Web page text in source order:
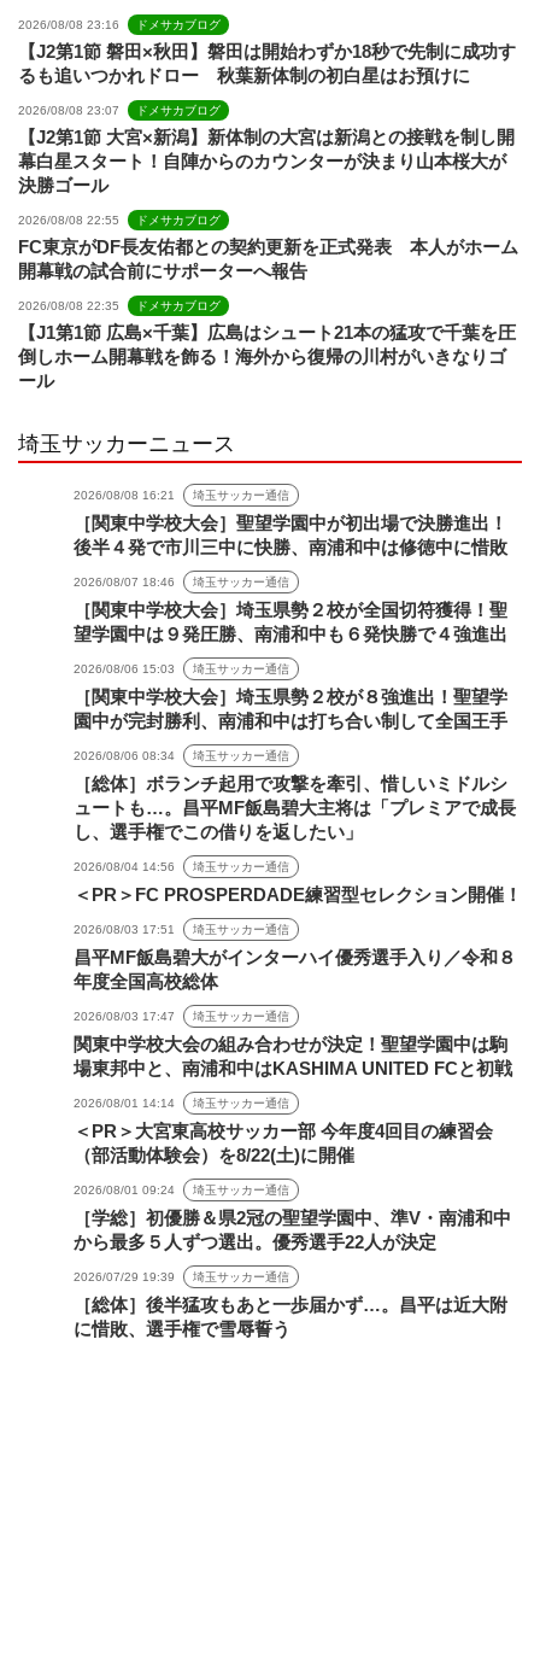
2026/08/08 23:16 ドメサカブログ
【J2第1節 磐田×秋田】磐田は開始わずか18秒で先制に成功す
るも追いつかれドロー 秋葉新体制の初白星はお預けに
2026/08/08 23:07 ドメサカブログ
【J2第1節 大宮×新潟】新体制の大宮は新潟との接戦を制し開
幕白星スタート！自陣からのカウンターが決まり山本桜大が
決勝ゴール
2026/08/08 22:55 ドメサカブログ
FC東京がDF長友佑都との契約更新を正式発表 本人がホーム
開幕戦の試合前にサポーターへ報告
2026/08/08 22:35 ドメサカブログ
【J1第1節 広島×千葉】広島はシュート21本の猛攻で千葉を圧
倒しホーム開幕戦を飾る！海外から復帰の川村がいきなりゴ
ール
埼玉サッカーニュース
2026/08/08 16:21 埼玉サッカー通信
［関東中学校大会］聖望学園中が初出場で決勝進出！
後半４発で市川三中に快勝、南浦和中は修徳中に惜敗
2026/08/07 18:46 埼玉サッカー通信
［関東中学校大会］埼玉県勢２校が全国切符獲得！聖
望学園中は９発圧勝、南浦和中も６発快勝で４強進出
2026/08/06 15:03 埼玉サッカー通信
［関東中学校大会］埼玉県勢２校が８強進出！聖望学
園中が完封勝利、南浦和中は打ち合い制して全国王手
2026/08/06 08:34 埼玉サッカー通信
［総体］ボランチ起用で攻撃を牽引、惜しいミドルシ
ュートも…。昌平MF飯島碧大主将は「プレミアで成長
し、選手権でこの借りを返したい」
2026/08/04 14:56 埼玉サッカー通信
＜PR＞FC PROSPERDADE練習型セレクション開催！
2026/08/03 17:51 埼玉サッカー通信
昌平MF飯島碧大がインターハイ優秀選手入り／令和８
年度全国高校総体
2026/08/03 17:47 埼玉サッカー通信
関東中学校大会の組み合わせが決定！聖望学園中は駒
場東邦中と、南浦和中はKASHIMA UNITED FCと初戦
2026/08/01 14:14 埼玉サッカー通信
＜PR＞大宮東高校サッカー部 今年度4回目の練習会
（部活動体験会）を8/22(土)に開催
2026/08/01 09:24 埼玉サッカー通信
［学総］初優勝＆県2冠の聖望学園中、準V・南浦和中
から最多５人ずつ選出。優秀選手22人が決定
2026/07/29 19:39 埼玉サッカー通信
［総体］後半猛攻もあと一歩届かず…。昌平は近大附
に惜敗、選手権で雪辱誓う